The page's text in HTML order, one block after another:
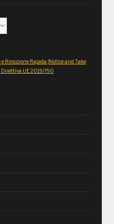
e Rimozione Rapida (Notice and Take
Direttiva UE 2019/790